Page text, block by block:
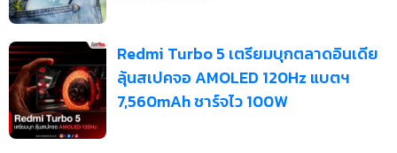
Redmi Turbo 5 เตรียมบุกตลาดอินเดีย
ลุ้นสเปคจอ AMOLED 120Hz แบตฯ
7,560mAh ชาร์จไว 100W